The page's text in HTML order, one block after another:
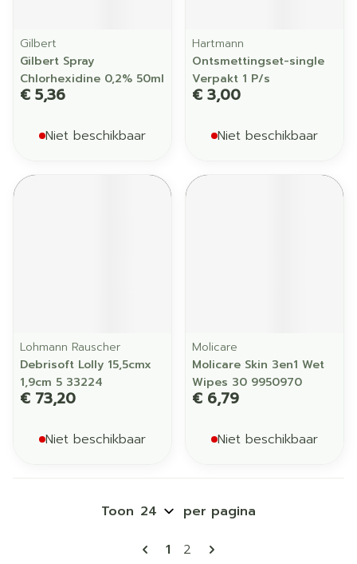
Gilbert
Gilbert Spray
Chlorhexidine 0,2% 50ml
€ 5,36
Niet beschikbaar
Hartmann
Ontsmettingset-single
Verpakt 1 P/s
€ 3,00
Niet beschikbaar
Lohmann Rauscher
Debrisoft Lolly 15,5cmx
1,9cm 5 33224
€ 73,20
Niet beschikbaar
Molicare
Molicare Skin 3en1 Wet
Wipes 30 9950970
€ 6,79
Niet beschikbaar
Pagina's
U lees momenteel pagina
1 Pagina
2
Toon per pagina